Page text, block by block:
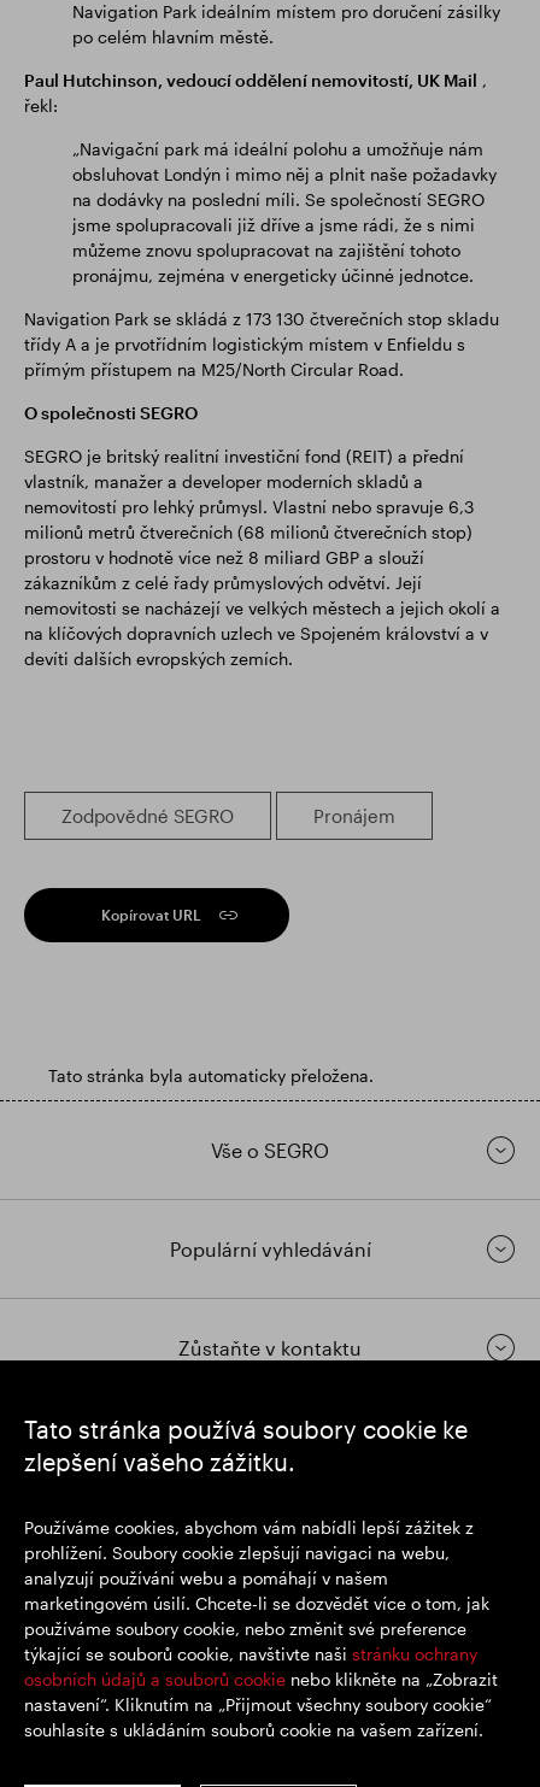
Tato stránka používá soubory cookie ke
zlepšení vašeho zážitku.
Používáme cookies, abychom vám nabídli lepší zážitek z
prohlížení. Soubory cookie zlepšují navigaci na webu,
analyzují používání webu a pomáhají v našem
marketingovém úsilí. Chcete-li se dozvědět více o tom, jak
používáme soubory cookie, nebo změnit své preference
týkající se souborů cookie, navštivte naši stránku ochrany
osobních údajů a souborů cookie nebo klikněte na „Zobrazit
nastavení“. Kliknutím na „Přijmout všechny soubory cookie“
souhlasíte s ukládáním souborů cookie na vašem zařízení.
Navigation Park ideálním místem pro doručení zásilky
po celém hlavním městě.
Paul Hutchinson, vedoucí oddělení nemovitostí, UK Mail ,
řekl:
„Navigační park má ideální polohu a umožňuje nám
obsluhovat Londýn i mimo něj a plnit naše požadavky
na dodávky na poslední míli. Se společností SEGRO
jsme spolupracovali již dříve a jsme rádi, že s nimi
můžeme znovu spolupracovat na zajištění tohoto
pronájmu, zejména v energeticky účinné jednotce.
Navigation Park se skládá z 173 130 čtverečních stop skladu
třídy A a je prvotřídním logistickým místem v Enfieldu s
přímým přístupem na M25/North Circular Road.
O společnosti SEGRO
SEGRO je britský realitní investiční fond (REIT) a přední
vlastník, manažer a developer moderních skladů a
nemovitostí pro lehký průmysl. Vlastní nebo spravuje 6,3
milionů metrů čtverečních (68 milionů čtverečních stop)
prostoru v hodnotě více než 8 miliard GBP a slouží
zákazníkům z celé řady průmyslových odvětví. Její
nemovitosti se nacházejí ve velkých městech a jejich okolí a
na klíčových dopravních uzlech ve Spojeném království a v
devíti dalších evropských zemích.
Zodpovědné SEGRO Pronájem
Kopírovat URL
Tato stránka byla automaticky přeložena.
Vše o SEGRO
Populární vyhledávání
Zůstaňte v kontaktu
https://www.linkedin.com/
https://www.youtube.com/
https://twitter.com/
Sídlo: 1 New Burlington Place, Londýn W1S 2HR
Registrační číslo Spojeného království 167591
Místo registrace: Anglie a Wales
© SEGRO 2022
Zřeknutí se odpovědnosti
Zásady používání souborů cookie